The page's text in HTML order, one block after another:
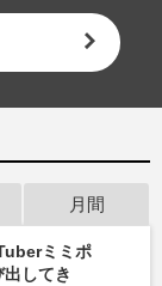
月間
ミミポ
してき